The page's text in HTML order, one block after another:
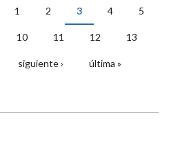
1 2 3 4 5
10 11 12 13
siguiente › última »